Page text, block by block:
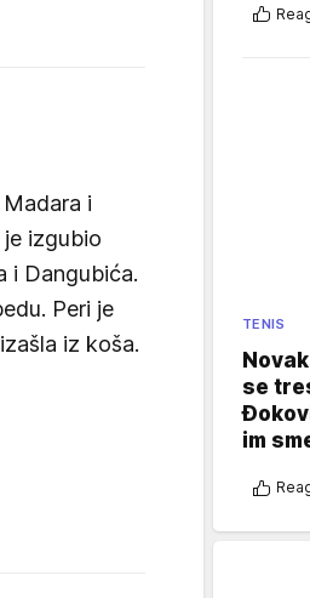
i
je izgubio
i Dangubića.
Peri je
iz koša.
TENIS
se
im